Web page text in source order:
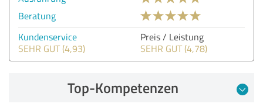
Beratung
Kundenservice
SEHR GUT (4,93)
Preis / Leistung
SEHR GUT (4,78)
Top-Kompetenzen